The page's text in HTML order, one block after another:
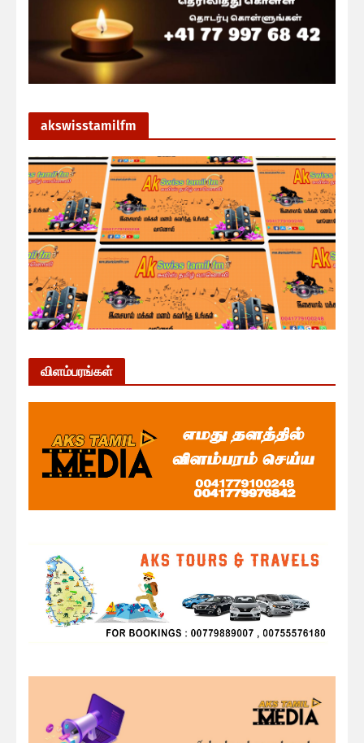
akswisstamilfm
விளம்பரங்கள்